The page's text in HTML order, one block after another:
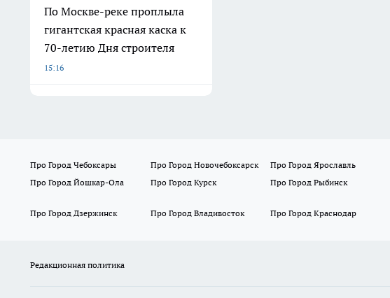
По Москве-реке проплыла
гигантская красная каска к
70-летию Дня строителя
15:16
Про Город Чебоксары Про Город Новочебоксарск Про Город Ярославль
Про Город Йошкар-Ола
Про Город Курск Про Город Рыбинск
Про Город Дзержинск
Про Город Владивосток Про Город Краснодар
Редакционная политика